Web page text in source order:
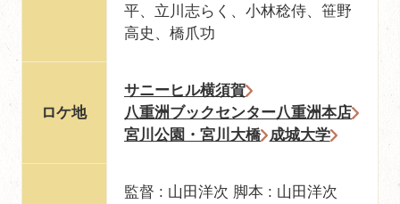
平、立川志らく、小林稔侍、笹野
高史、橋爪功
ロケ地
サニーヒル横須賀
八重洲ブックセンター八重洲本店
宮川公園・宮川大橋 成城大学
監督 : 山田洋次 脚本 : 山田洋次